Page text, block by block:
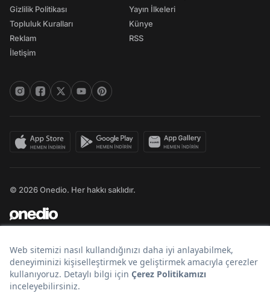
Gizlilik Politikası
Topluluk Kuralları
Reklam
İletişim
Yayın İlkeleri
Künye
RSS
© 2026 Onedio. Her hakkı saklıdır.
Bir markasıdır.